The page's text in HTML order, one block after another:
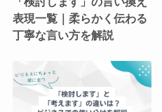
表現一覧｜柔らかく伝わる
丁寧な言い方を解説